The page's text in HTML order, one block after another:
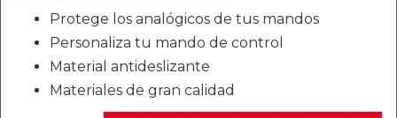
Protege los analógicos de tus mandos
Personaliza tu mando de control
Material antideslizante
Materiales de gran calidad